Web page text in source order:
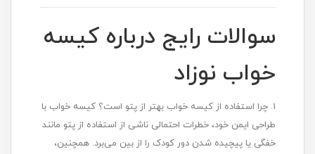
سوالات رایج درباره کیسه
خواب نوزاد
1. چرا استفاده از کیسه خواب بهتر از پتو است؟ کیسه خواب با
طراحی ایمن خود، خطرات احتمالی ناشی از استفاده از پتو مانند
خفگی یا پیچیده شدن دور کودک را از بین می‌برد. همچنین،